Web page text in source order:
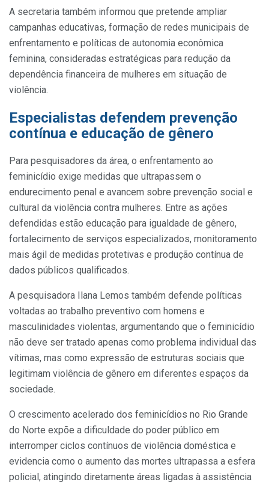
A secretaria também informou que pretende ampliar
campanhas educativas, formação de redes municipais de
enfrentamento e políticas de autonomia econômica
feminina, consideradas estratégicas para redução da
dependência financeira de mulheres em situação de
violência.
Especialistas defendem prevenção
contínua e educação de gênero
Para pesquisadores da área, o enfrentamento ao
feminicídio exige medidas que ultrapassem o
endurecimento penal e avancem sobre prevenção social e
cultural da violência contra mulheres. Entre as ações
defendidas estão educação para igualdade de gênero,
fortalecimento de serviços especializados, monitoramento
mais ágil de medidas protetivas e produção contínua de
dados públicos qualificados.
A pesquisadora Ilana Lemos também defende políticas
voltadas ao trabalho preventivo com homens e
masculinidades violentas, argumentando que o feminicídio
não deve ser tratado apenas como problema individual das
vítimas, mas como expressão de estruturas sociais que
legitimam violência de gênero em diferentes espaços da
sociedade.
O crescimento acelerado dos feminicídios no Rio Grande
do Norte expõe a dificuldade do poder público em
interromper ciclos contínuos de violência doméstica e
evidencia como o aumento das mortes ultrapassa a esfera
policial, atingindo diretamente áreas ligadas à assistência